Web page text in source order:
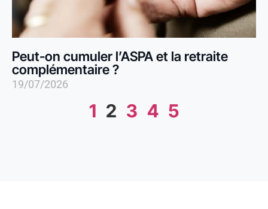
Peut-on cumuler l’ASPA et la retraite
complémentaire ?
19/07/2026
1 2 3 4 5